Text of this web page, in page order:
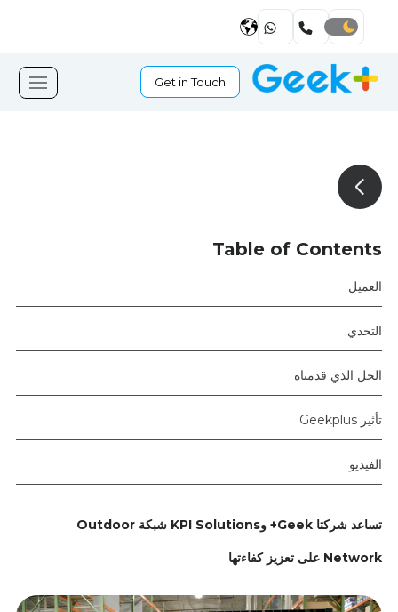
Get in Touch
Table of Contents
العميل
التحدي
الحل الذي قدمناه
تأثير Geekplus
الفيديو
تساعد شركتا Geek+ وKPI Solutions شبكة Outdoor
Network على تعزيز كفاءتها